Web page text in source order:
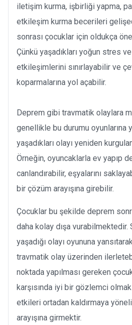
iletişim kurma, işbirliği yapma,
etkileşim kurma becerileri
sonrası çocuklar için oldukça
Çünkü yaşadıkları yoğun stres
etkileşimlerini sınırlayabilir ve
koparmalarına yol açabilir.
Deprem gibi travmatik olaylara
genellikle bu durumu oyunlarına
yaşadıkları olayı yeniden
Örneğin, oyuncaklarla ev yapıp
canlandırabilir, eşyalarını
bir çözüm arayışına girebilir.
Çocuklar bu şekilde deprem
daha kolay dışa vurabilmektedir.
yaşadığı olayı oyununa
travmatik olay üzerinden
noktada yapılması gereken
karşısında iyi bir gözlemci
etkileri ortadan kaldırmaya
arayışına girmektir.